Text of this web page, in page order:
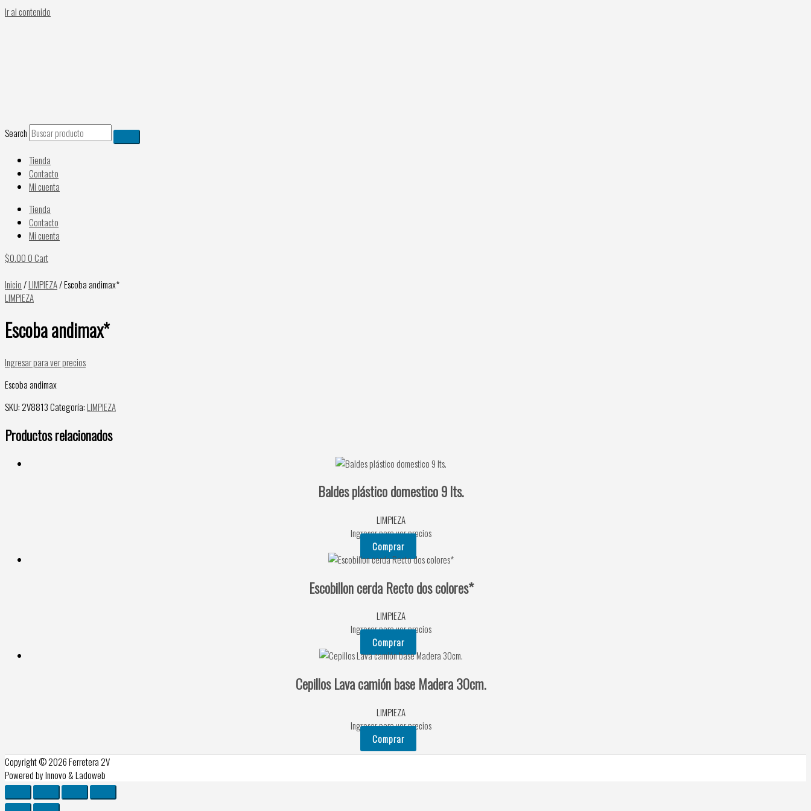
Ir al contenido
Search
Tienda
Contacto
Mi cuenta
Tienda
Contacto
Mi cuenta
$0.000Cart
Inicio/LIMPIEZA/ Escoba andimax*
LIMPIEZA
Escoba andimax*
Ingresar para ver precios
Escoba andimax
SKU: 2V8813Categoría:LIMPIEZA
Productos relacionados
Baldes plástico domestico 9 lts.
LIMPIEZA
Ingresar para ver precios
Comprar
Escobillon cerda Recto dos colores*
LIMPIEZA
Ingresar para ver precios
Comprar
Cepillos Lava camión base Madera 30cm.
LIMPIEZA
Ingresar para ver precios
Comprar
Copyright © 2026Ferretera 2V
Powered by Innovo & Ladoweb